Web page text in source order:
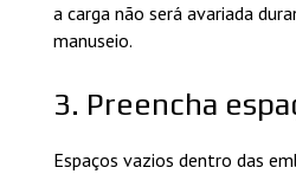
a carga não será avariada
manuseio.
3. Preencha
Espaços vazios dentro das